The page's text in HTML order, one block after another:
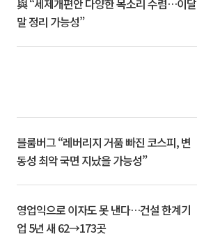
與 “세제개편안 다양한 목소리 수렴…이달
말 정리 가능성”
블룸버그 “레버리지 거품 빠진 코스피, 변
동성 최악 국면 지났을 가능성”
영업익으로 이자도 못 낸다…건설 한계기
업 5년 새 62→173곳